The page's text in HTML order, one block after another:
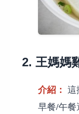
2. 王媽媽
介紹： 這
早餐/午